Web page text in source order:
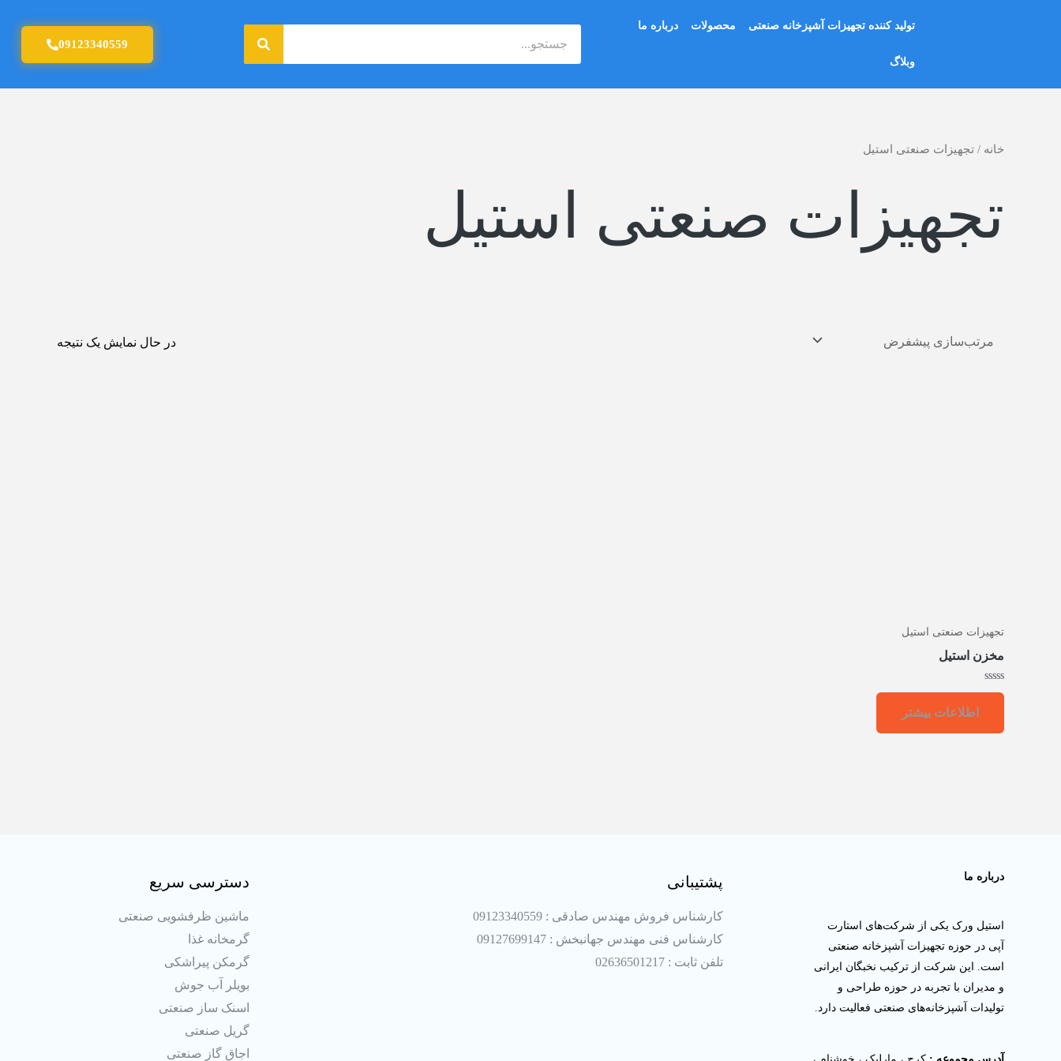
تولید کننده تجهیزات آشپزخانه صنعتی محصولات درباره ما
وبلاگ
جستجو
09123340559
خانه / تجهیزات صنعتی استیل
تجهیزات صنعتی استیل
در حال نمایش یک نتیجه
تجهیزات صنعتی استیل
مخزن استیل
امتیاز
اطلاعات بیشتر
درباره ما
استیل ورک یکی از شرکت‌های استارت
آپی در حوزه تجهیزات آشپزخانه صنعتی
است. این شرکت از ترکیب نخبگان ایرانی
و مدیران با تجربه در حوزه طراحی و
تولیدات آشپزخانه‌های صنعتی فعالیت دارد.
پشتیبانی
کارشناس فروش مهندس صادقی : 09123340559
کارشناس فنی مهندس جهانبخش : 09127699147
تلفن ثابت : 02636501217
دسترسی سریع
ماشین ظرفشویی صنعتی
گرمخانه غذا
گرمکن پیراشکی
بویلر آب جوش
اسنک ساز صنعتی
گریل صنعتی
اجاق گاز صنعتی